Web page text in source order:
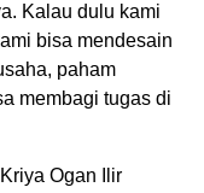
Kalau dulu kami
bisa mendesain
paham
membagi tugas di
Ogan Ilir